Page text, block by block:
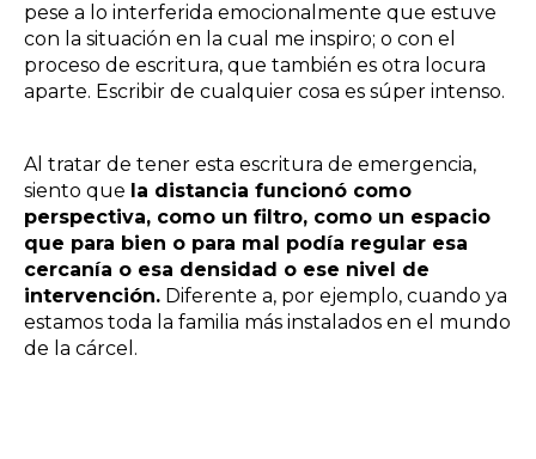
pese a lo interferida emocionalmente que estuve
con la situación en la cual me inspiro; o con el
proceso de escritura, que también es otra locura
aparte. Escribir de cualquier cosa es súper intenso.
Al tratar de tener esta escritura de emergencia,
siento que la distancia funcionó como
perspectiva, como un filtro, como un espacio
que para bien o para mal podía regular esa
cercanía o esa densidad o ese nivel de
intervención. Diferente a, por ejemplo, cuando ya
estamos toda la familia más instalados en el mundo
de la cárcel.